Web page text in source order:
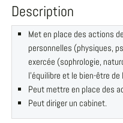
Description
Met en place des actions
personnelles (physiques,
exercée (sophrologie,
l'équilibre et le bien-être de
Peut mettre en place des
Peut diriger un cabinet.